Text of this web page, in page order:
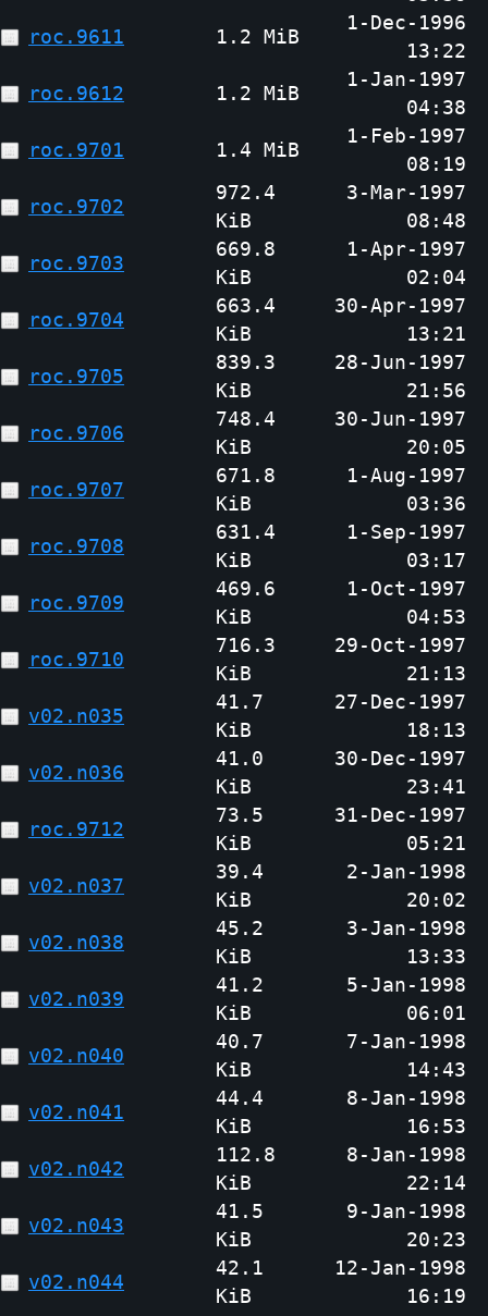
roc.9611
1.2 MiB
1-Dec-1996
13:22
roc.9612
1.2 MiB
1-Jan-1997
04:38
roc.9701
1.4 MiB
1-Feb-1997
08:19
roc.9702
972.4
KiB
3-Mar-1997
08:48
roc.9703
669.8
KiB
1-Apr-1997
02:04
roc.9704
663.4
KiB
30-Apr-1997
13:21
roc.9705
839.3
KiB
28-Jun-1997
21:56
roc.9706
748.4
KiB
30-Jun-1997
20:05
roc.9707
671.8
KiB
1-Aug-1997
03:36
roc.9708
631.4
KiB
1-Sep-1997
03:17
roc.9709
469.6
KiB
1-Oct-1997
04:53
roc.9710
716.3
KiB
29-Oct-1997
21:13
v02.n035
41.7
KiB
27-Dec-1997
18:13
v02.n036
41.0
KiB
30-Dec-1997
23:41
roc.9712
73.5
KiB
31-Dec-1997
05:21
v02.n037
39.4
KiB
2-Jan-1998
20:02
v02.n038
45.2
KiB
3-Jan-1998
13:33
v02.n039
41.2
KiB
5-Jan-1998
06:01
v02.n040
40.7
KiB
7-Jan-1998
14:43
v02.n041
44.4
KiB
8-Jan-1998
16:53
v02.n042
112.8
KiB
8-Jan-1998
22:14
v02.n043
41.5
KiB
9-Jan-1998
20:23
v02.n044
42.1
KiB
12-Jan-1998
16:19